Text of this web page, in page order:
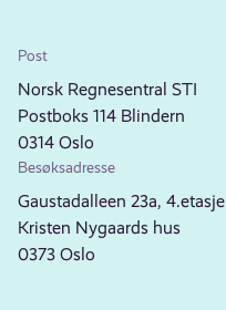
Post
Norsk Regnesentral STI
Postboks 114 Blindern
0314 Oslo
Besøksadresse
Gaustadalleen 23a, 4.etasje
Kristen Nygaards hus
0373 Oslo